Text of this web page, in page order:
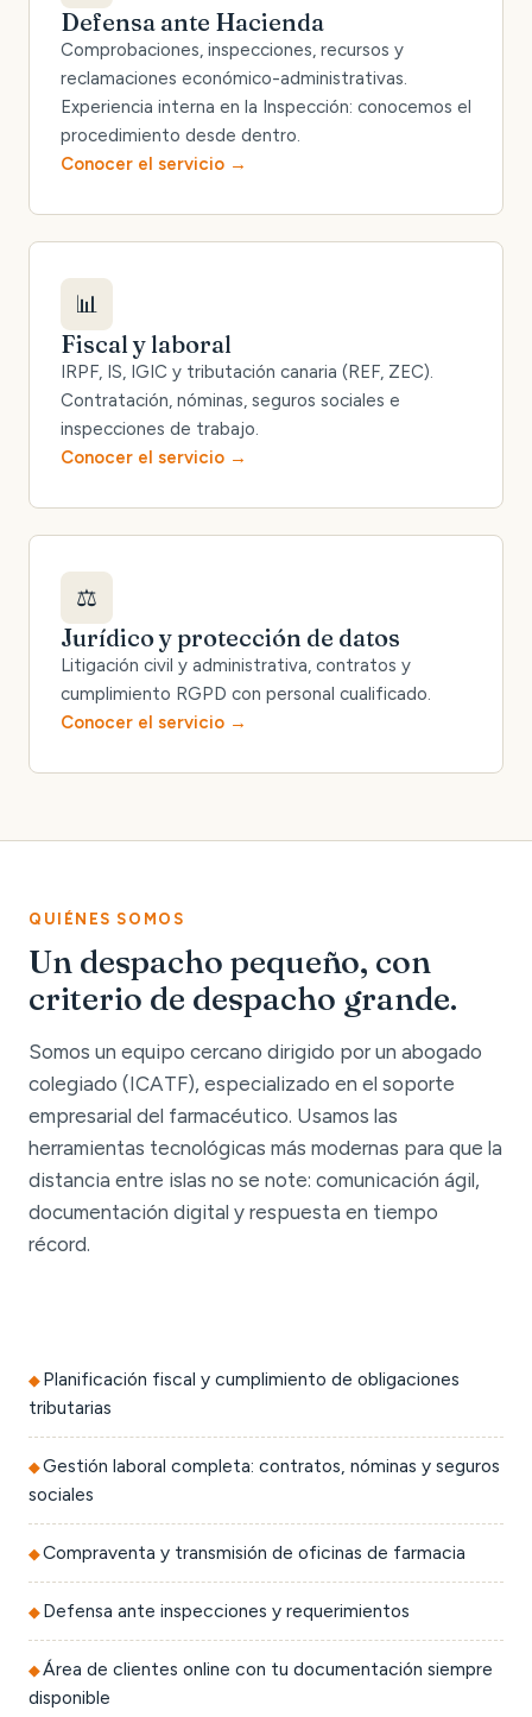
Defensa ante Hacienda
Comprobaciones, inspecciones, recursos y
reclamaciones económico-administrativas.
Experiencia interna en la Inspección: conocemos el
procedimiento desde dentro.
Conocer el servicio
📊
Fiscal y laboral
IRPF, IS, IGIC y tributación canaria (REF, ZEC).
Contratación, nóminas, seguros sociales e
inspecciones de trabajo.
Conocer el servicio
⚖️
Jurídico y protección de datos
Litigación civil y administrativa, contratos y
cumplimiento RGPD con personal cualificado.
Conocer el servicio
QUIÉNES SOMOS
Un despacho pequeño, con
criterio de despacho grande.
Somos un equipo cercano dirigido por un abogado
colegiado (ICATF), especializado en el soporte
empresarial del farmacéutico. Usamos las
herramientas tecnológicas más modernas para que la
distancia entre islas no se note: comunicación ágil,
documentación digital y respuesta en tiempo
récord.
Planificación fiscal y cumplimiento de obligaciones
tributarias
Gestión laboral completa: contratos, nóminas y seguros
sociales
Compraventa y transmisión de oficinas de farmacia
Defensa ante inspecciones y requerimientos
Área de clientes online con tu documentación siempre
disponible